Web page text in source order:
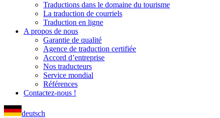
Traductions dans le domaine du tourisme
La traduction de courriels
Traduction en ligne
A propos de nous
Garantie de qualité
Agence de traduction certifiée
Accord d’entreprise
Nos traducteurs
Service mondial
Références
Contactez-nous !
deutsch